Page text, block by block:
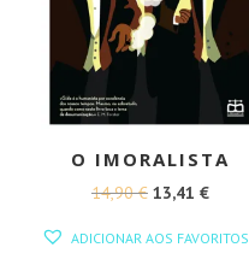
O IMORALISTA
14,90€ O
13,41 €O
ADICIONAR AOS FAVORITOS